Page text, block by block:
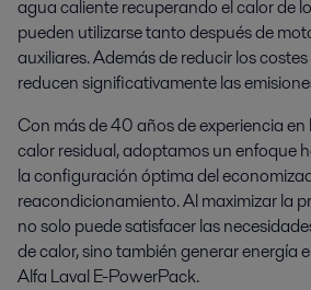
agua caliente recuperando el calor de
pueden utilizarse tanto después de
auxiliares. Además de reducir los
reducen significativamente las
Con más de 40 años de experiencia
calor residual, adoptamos un enfoque
la configuración óptima del
reacondicionamiento. Al maximizar la
no solo puede satisfacer las
de calor, sino también generar energía
Alfa Laval E-PowerPack.